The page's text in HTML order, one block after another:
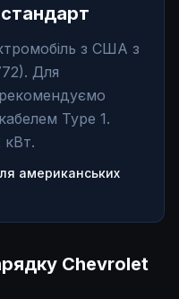
з США з
Для
Type 1.
кВт.
американських
Chevrolet